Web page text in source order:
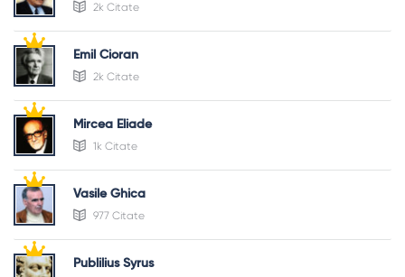
2k Citate
Emil Cioran
2k Citate
Mircea Eliade
1k Citate
Vasile Ghica
977 Citate
Publilius Syrus